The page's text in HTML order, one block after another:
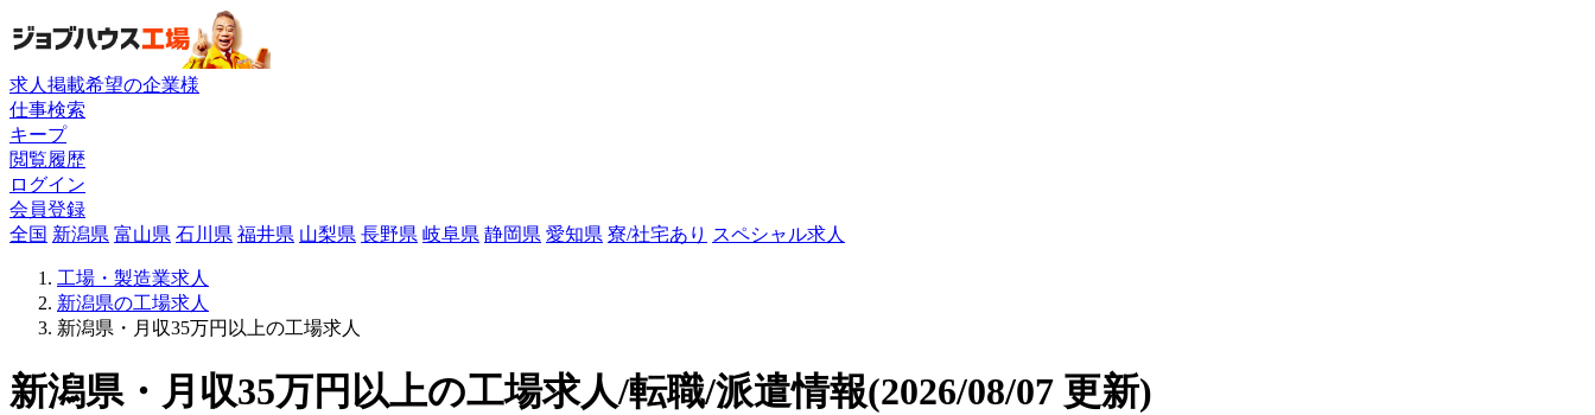
求人掲載希望の企業様
仕事検索
キープ
閲覧履歴
ログイン
会員登録
全国 新潟県 富山県 石川県 福井県 山梨県 長野県 岐阜県 静岡県 愛知県 寮/社宅あり スペシャル求人
工場・製造業求人
新潟県の工場求人
新潟県・月収35万円以上の工場求人
新潟県・月収35万円以上の工場求人/転職/派遣情報(2026/08/07 更新)